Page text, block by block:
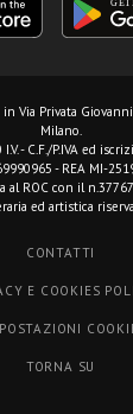
Via Privata
Milano.
- C.F./P.IVA ed
- REA MI-
al ROC con il
ed artistica
CONTATTI
E COOKIES
TORNA SU